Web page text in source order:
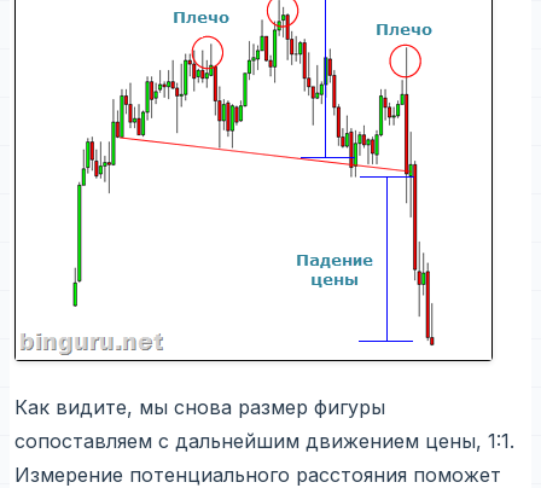
Как видите, мы снова размер фигуры
сопоставляем с дальнейшим движением цены, 1:1.
Измерение потенциального расстояния поможет